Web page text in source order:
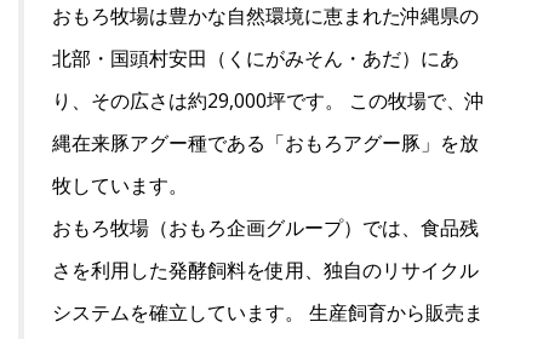
おもろ牧場は豊かな自然環境に恵まれた沖縄県の
北部・国頭村安田（くにがみそん・あだ）にあ
り、その広さは約29,000坪です。 この牧場で、沖
縄在来豚アグー種である「おもろアグー豚」を放
牧しています。
おもろ牧場（おもろ企画グループ）では、食品残
さを利用した発酵飼料を使用、独自のリサイクル
システムを確立しています。 生産飼育から販売ま